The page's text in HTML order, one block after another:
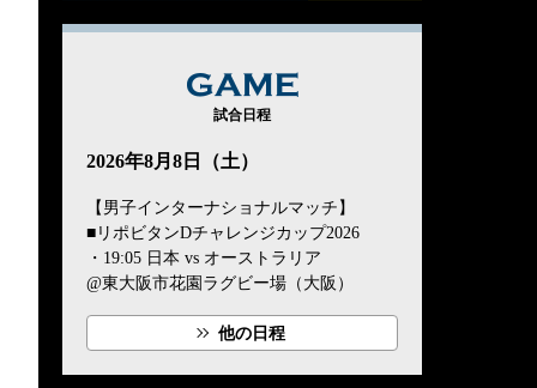
GAME
試合日程
2026年8月8日（土）
【男子インターナショナルマッチ】
■リポビタンDチャレンジカップ2026
・19:05 日本 vs オーストラリア
@東大阪市花園ラグビー場（大阪）
他の日程